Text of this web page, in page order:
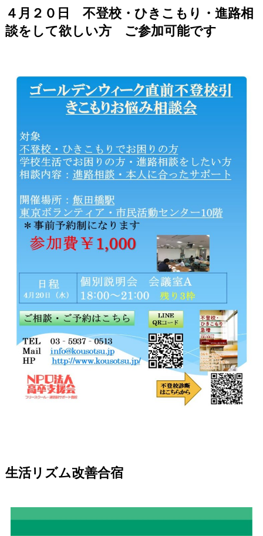
４月２０日 不登校・ひきこもり・進路相
談をして欲しい方 ご参加可能です
生活リズム改善合宿